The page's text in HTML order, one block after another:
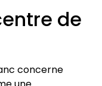
de
concerne